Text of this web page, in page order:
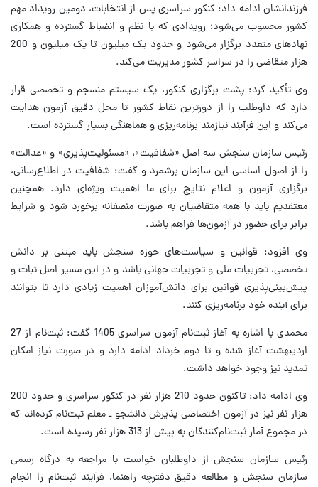
فرزندانشان ادامه داد: کنکور سراسری پس از انتخابات، دومین رویداد مهم
کشور محسوب می‌شود؛ رویدادی که با نظم و انضباط گسترده و همکاری
نهادهای متعدد برگزار می‌شود و حدود یک میلیون تا یک میلیون و 200
هزار متقاضی را در سراسر کشور مدیریت می‌کند.
وی تأکید کرد: پشت برگزاری کنکور، یک سیستم منسجم و تخصصی قرار
دارد که داوطلب را از دورترین نقاط کشور تا محل دقیق آزمون هدایت
می‌کند و این فرآیند نیازمند برنامه‌ریزی و هماهنگی بسیار گسترده است.
رئیس سازمان سنجش سه اصل «شفافیت»، «مسئولیت‌پذیری» و «عدالت»
را از اصول اساسی این سازمان برشمرد و گفت: شفافیت در اطلاع‌رسانی،
برگزاری آزمون و اعلام نتایج برای ما اهمیت ویژه‌ای دارد. همچنین
معتقدیم باید با همه متقاضیان به صورت منصفانه برخورد شود و شرایط
برابر برای حضور در آزمون‌ها فراهم باشد.
وی افزود: قوانین و سیاست‌های حوزه سنجش باید مبتنی بر دانش
تخصصی، تجربیات ملی و تجربیات جهانی باشد و در این مسیر اصل ثبات و
پیش‌بینی‌پذیری قوانین برای دانش‌آموزان اهمیت زیادی دارد تا بتوانند
برای آینده خود برنامه‌ریزی کنند.
محمدی با اشاره به آغاز ثبت‌نام آزمون سراسری 1405 گفت: ثبت‌نام از 27
اردیبهشت آغاز شده و تا دوم خرداد ادامه دارد و در صورت نیاز امکان
تمدید نیز وجود خواهد داشت.
وی ادامه داد: تاکنون حدود 210 هزار نفر در کنکور سراسری و حدود 200
هزار نفر نیز در آزمون اختصاصی پذیرش دانشجو ـ معلم ثبت‌نام کرده‌اند که
در مجموع آمار ثبت‌نام‌کنندگان به بیش از 313 هزار نفر رسیده است.
رئیس سازمان سنجش از داوطلبان خواست با مراجعه به درگاه رسمی
سازمان سنجش و مطالعه دقیق دفترچه راهنما، فرآیند ثبت‌نام را انجام